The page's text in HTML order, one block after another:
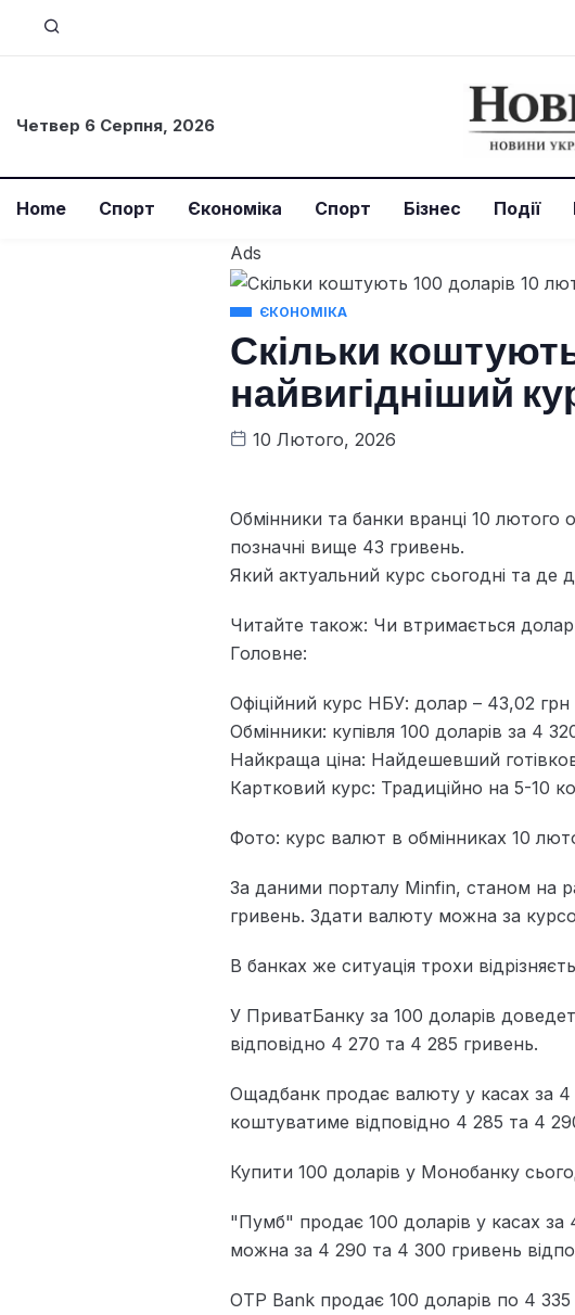
Четвер 6 Серпня, 2026
Home Спорт Єкономіка Спорт Бізнес Події
Ads
ЄКОНОМІКА
Скільки
найвигідніший
10 Лютого, 2026
Обмінники та банки вранці 10
позначні вище 43 гривень.
Який актуальний курс сьогодні та де
Читайте також: Чи втримається
Головне:
Офіційний курс НБУ: долар – 43,02 грн
Обмінники: купівля 100 доларів за 4
Найкраща ціна: Найдешевший
Картковий курс: Традиційно на 5-10
Фото: курс валют в обмінниках 10
За даними порталу Minfin, станом на
гривень. Здати валюту можна за
В банках же ситуація трохи
У ПриватБанку за 100 доларів
відповідно 4 270 та 4 285 гривень.
Ощадбанк продає валюту у касах за 4
коштуватиме відповідно 4 285 та 4
Купити 100 доларів у Монобанку
"Пумб" продає 100 доларів у касах за
можна за 4 290 та 4 300 гривень
OTP Bank продає 100 доларів по 4